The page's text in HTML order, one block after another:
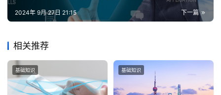
下一篇
2024年 9月 27日 21:15
相关推荐
基础知识 基础知识